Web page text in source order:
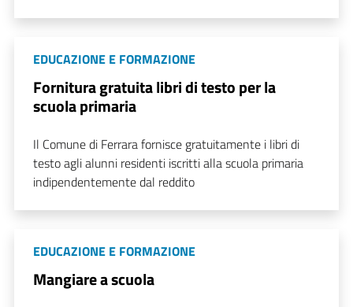
EDUCAZIONE E FORMAZIONE
Fornitura gratuita libri di testo per la
scuola primaria
Il Comune di Ferrara fornisce gratuitamente i libri di
testo agli alunni residenti iscritti alla scuola primaria
indipendentemente dal reddito
EDUCAZIONE E FORMAZIONE
Mangiare a scuola